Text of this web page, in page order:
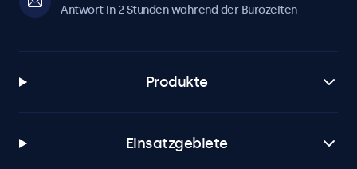
Antwort in 2 Stunden während der Bürozeiten
Produkte
Einsatzgebiete